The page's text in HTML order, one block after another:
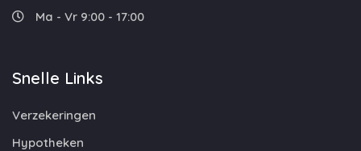
Ma - Vr 9:00 - 17:00
Snelle Links
Verzekeringen
Hypotheken